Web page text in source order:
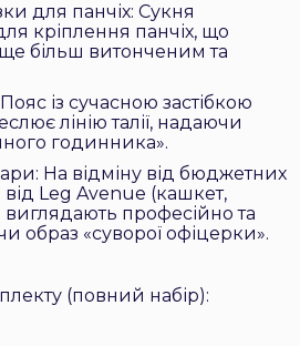
для панчіх: Сукня
кріплення панчіх, що
більш витонченим та
із сучасною застібкою
лінію талії, надаючи
годинника».
На відміну від бюджетних
від Leg Avenue (кашкет,
професійно та
образ «суворої офіцерки».
(повний набір):